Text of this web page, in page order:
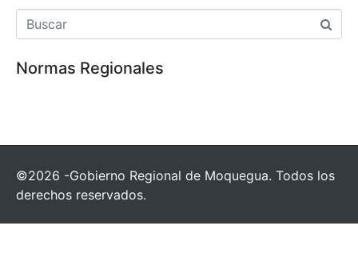
Normas Regionales
©2026 -Gobierno Regional de Moquegua. Todos los
derechos reservados.